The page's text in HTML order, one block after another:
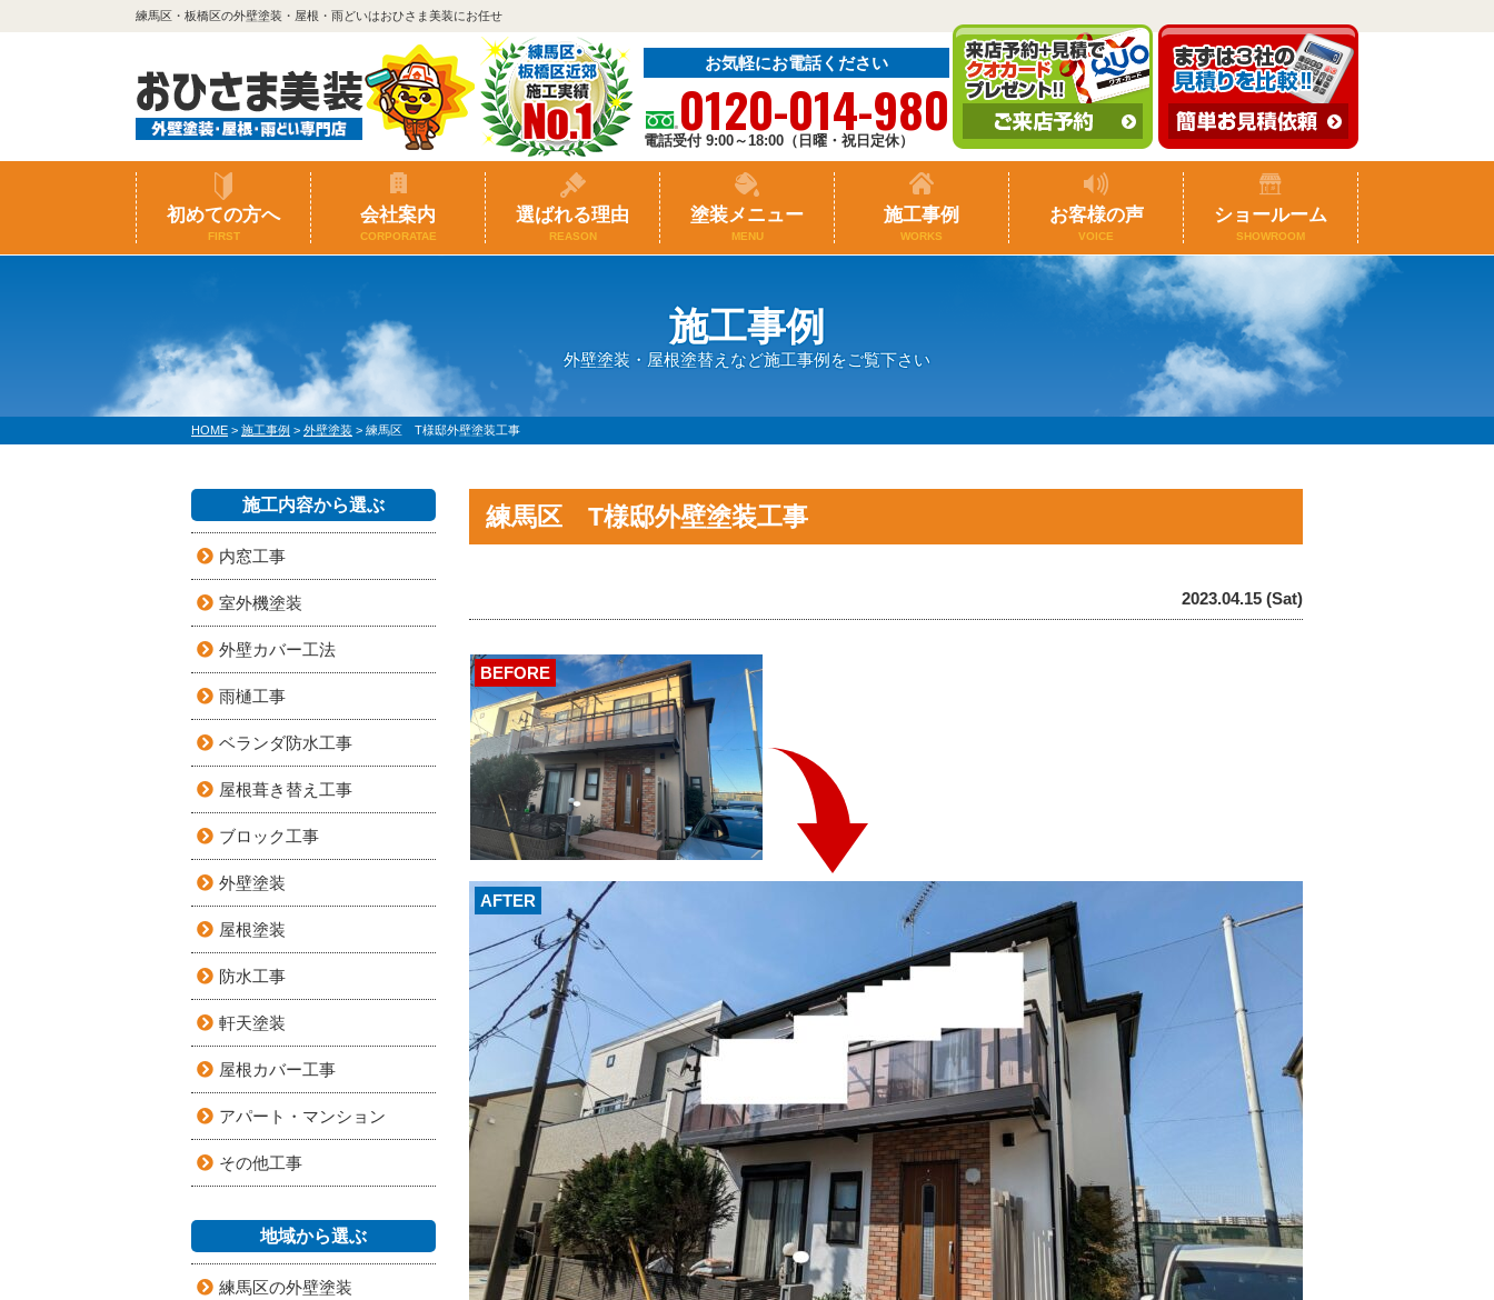
練馬区・板橋区の外壁塗装・屋根・雨どいはおひさま美装にお任せ
お気軽にお電話ください
0120-014-980
電話受付 9:00～18:00（日曜・祝日定休）
初めての方へ
FIRST
会社案内
CORPORATAE
選ばれる理由
REASON
塗装メニュー
MENU
施工事例
WORKS
お客様の声
VOICE
ショールーム
SHOWROOM
施工事例
外壁塗装・屋根塗替えなど施工事例をご覧下さい
HOME > 施工事例 > 外壁塗装 > 練馬区 T様邸外壁塗装工事
練馬区 T様邸外壁塗装工事
2023.04.15 (Sat)
BEFORE
AFTER
施工内容から選ぶ
内窓工事
室外機塗装
外壁カバー工法
雨樋工事
ベランダ防水工事
屋根葺き替え工事
ブロック工事
外壁塗装
屋根塗装
防水工事
軒天塗装
屋根カバー工事
アパート・マンション
その他工事
地域から選ぶ
練馬区の外壁塗装